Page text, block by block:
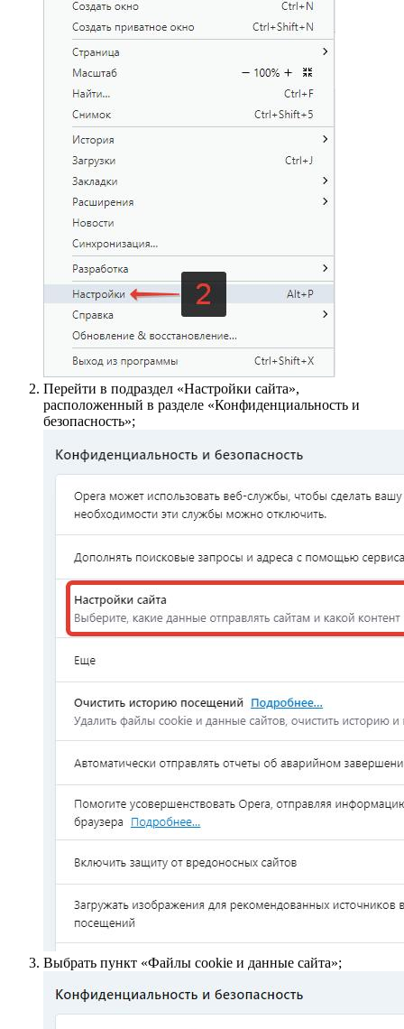
Перейти в подраздел «Настройки сайта»,
расположенный в разделе «Конфиденциальность и
безопасность»;
Выбрать пункт «Файлы сookie и данные сайта»;